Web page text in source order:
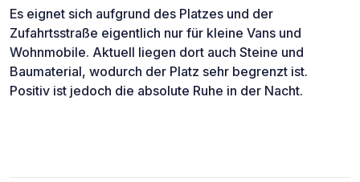
Es eignet sich aufgrund des Platzes und der
Zufahrtsstraße eigentlich nur für kleine Vans und
Wohnmobile. Aktuell liegen dort auch Steine ​​und
Baumaterial, wodurch der Platz sehr begrenzt ist.
Positiv ist jedoch die absolute Ruhe in der Nacht.